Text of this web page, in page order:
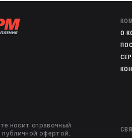
носит справочный
публичной офертой,
O